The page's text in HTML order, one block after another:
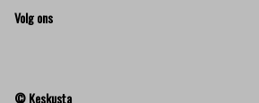
Volg ons
© Keskusta